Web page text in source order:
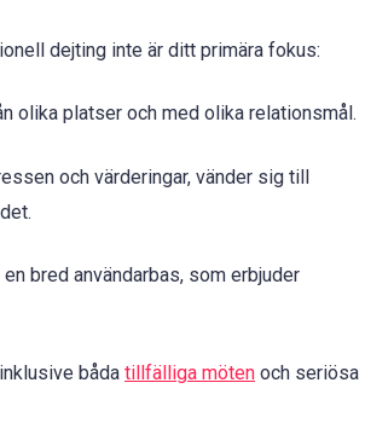
dejting inte är ditt primära fokus:
olika platser och med olika relationsmål.
och värderingar, vänder sig till
bred användarbas, som erbjuder
båda tillfälliga möten och seriösa